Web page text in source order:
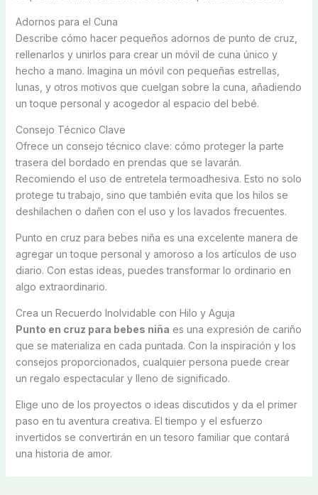
Adornos para el Cuna
Describe cómo hacer pequeños adornos de punto de cruz,
rellenarlos y unirlos para crear un móvil de cuna único y
hecho a mano. Imagina un móvil con pequeñas estrellas,
lunas, y otros motivos que cuelgan sobre la cuna, añadiendo
un toque personal y acogedor al espacio del bebé.
Consejo Técnico Clave
Ofrece un consejo técnico clave: cómo proteger la parte
trasera del bordado en prendas que se lavarán.
Recomiendo el uso de entretela termoadhesiva. Esto no solo
protege tu trabajo, sino que también evita que los hilos se
deshilachen o dañen con el uso y los lavados frecuentes.
Punto en cruz para bebes niña es una excelente manera de
agregar un toque personal y amoroso a los artículos de uso
diario. Con estas ideas, puedes transformar lo ordinario en
algo extraordinario.
Crea un Recuerdo Inolvidable con Hilo y Aguja
Punto en cruz para bebes niña es una expresión de cariño
que se materializa en cada puntada. Con la inspiración y los
consejos proporcionados, cualquier persona puede crear
un regalo espectacular y lleno de significado.
Elige uno de los proyectos o ideas discutidos y da el primer
paso en tu aventura creativa. El tiempo y el esfuerzo
invertidos se convertirán en un tesoro familiar que contará
una historia de amor.